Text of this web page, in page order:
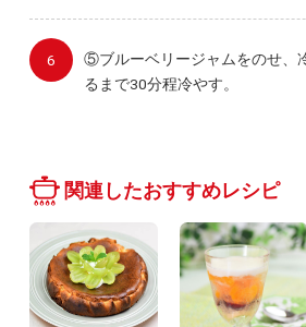
⑤ブルーベリージャムをのせ、
るまで30分程冷やす。
関連したおすすめレシピ